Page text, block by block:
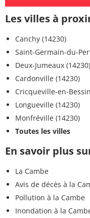
Les villes à
Canchy (14230)
Saint-Germain-du-
Deux-Jumeaux (14230)
Cardonville (14230)
Cricqueville-en-
Longueville (14230)
Monfréville (14230)
Toutes les villes
En savoir plus
La Cambe
Avis de décès à la
Pollution à la Cambe
Inondation à la